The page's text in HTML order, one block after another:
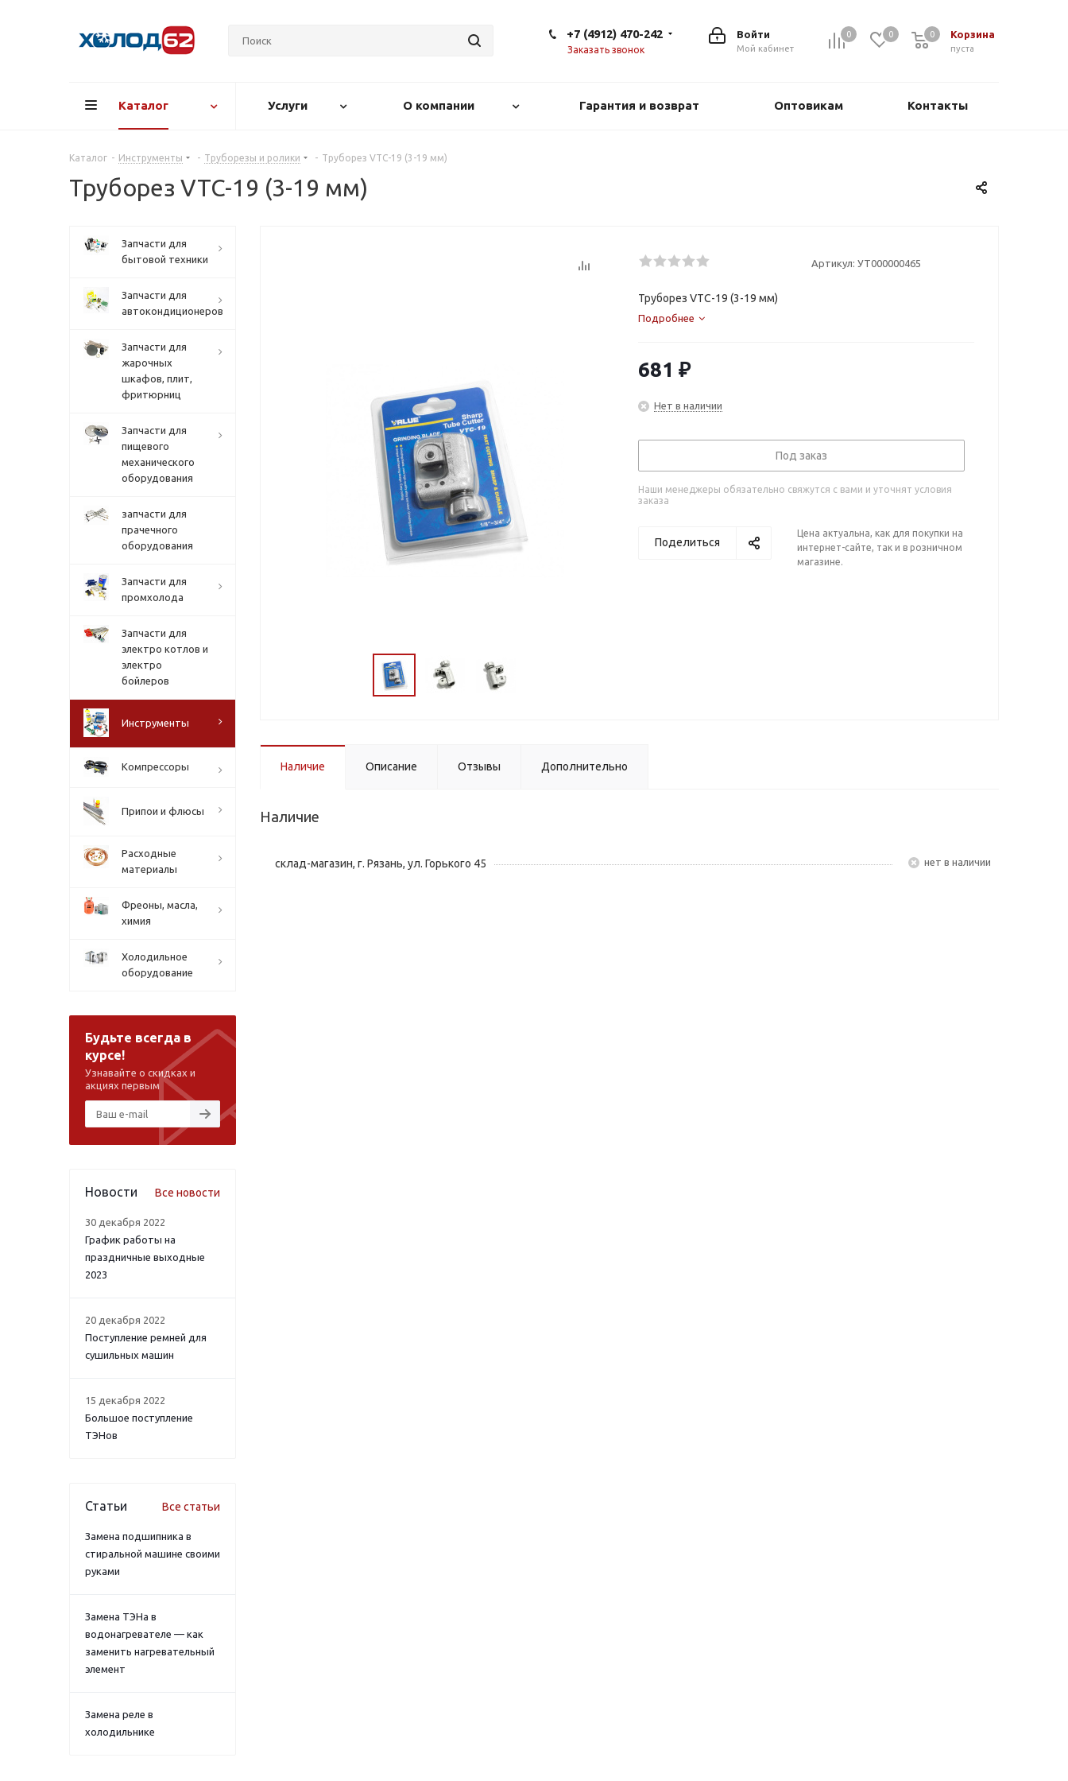
0 0 Корзина
0
пуста
0
Войти
Мой кабинет
+7 (4912) 470-242
Заказать звонок
Каталог Услуги О компании Гарантия и возврат Оптовикам Контакты
Каталог - Инструменты - Труборезы и ролики - Труборез VTC-19 (3-19 мм)
Труборез VTC-19 (3-19 мм)
Артикул: УТ000000465
Труборез VTC-19 (3-19 мм)
Подробнее
681 ₽
Нет в наличии
Под заказ
Наши менеджеры обязательно свяжутся с вами и уточнят условия
заказа
Поделиться
Цена актуальна, как для покупки на
интернет-сайте, так и в розничном
магазине.
Наличие Описание Отзывы Дополнительно
Наличие
склад-магазин, г. Рязань, ул. Горького 45 Нет в наличии
Запчасти для
бытовой техники
Запчасти для
автокондиционеров
Запчасти для
жарочных
шкафов, плит,
фритюрниц
Запчасти для
пищевого
механического
оборудования
запчасти для
прачечного
оборудования
Запчасти для
промхолода
Запчасти для
электро котлов и
электро
бойлеров
Инструменты
Компрессоры
Припои и флюсы
Расходные
материалы
Фреоны, масла,
химия
Холодильное
оборудование
Будьте всегда в
курсе!
Узнавайте о скидках и
акциях первым
Новости Все новости
30 декабря 2022
График работы на
праздничные выходные
2023
20 декабря 2022
Поступление ремней для
сушильных машин
15 декабря 2022
Большое поступление
ТЭНов
Статьи Все статьи
Замена подшипника в
стиральной машине своими
руками
Замена ТЭНа в
водонагревателе — как
заменить нагревательный
элемент
Замена реле в
холодильнике